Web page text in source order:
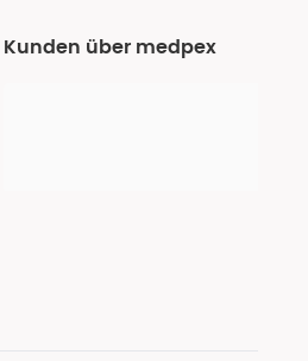
Kunden über medpex